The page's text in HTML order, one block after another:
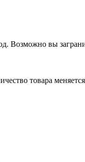
Возможно вы
товара